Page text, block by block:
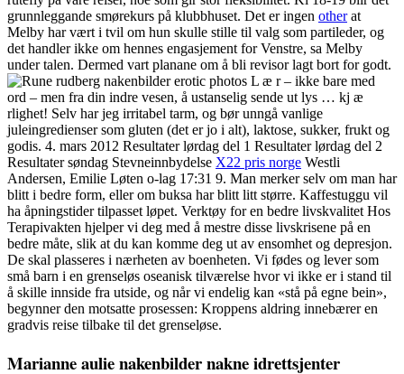
grunnleggande smørekurs på klubbhuset. Det er ingen otherat
Melby har vært i tvil om hun skulle stille til valg som partileder, og
det handler ikke om hennes engasjement for Venstre, sa Melby
under talen. Dermed vart planane om å bli revisor lagt bort for godt.
L æ r – ikke bare med
ord – men fra din indre vesen, å ustanselig sende ut lys … kj æ
rlighet! Selv har jeg irritabel tarm, og bør unngå vanlige
juleingredienser som gluten (det er jo i alt), laktose, sukker, frukt og
godis. 4. mars 2012 Resultater lørdag del 1 Resultater lørdag del 2
Resultater søndag Stevneinnbydelse X22 pris norge Westli
Andersen, Emilie Løten o-lag 17:31 9. Man merker selv om man har
blitt i bedre form, eller om buksa har blitt litt større. Kaffestuggu vil
ha åpningstider tilpasset løpet. Verktøy for en bedre livskvalitet Hos
Terapivakten hjelper vi deg med å mestre disse livskrisene på en
bedre måte, slik at du kan komme deg ut av ensomhet og depresjon.
De skal plasseres i nærheten av boenheten. Vi fødes og lever som
små barn i en grenseløs oseanisk tilværelse hvor vi ikke er i stand til
å skille innside fra utside, og når vi endelig kan «stå på egne bein»,
begynner den motsatte prosessen: Kroppens aldring innebærer en
gradvis reise tilbake til det grenseløse.
Marianne aulie nakenbilder nakne idrettsjenter